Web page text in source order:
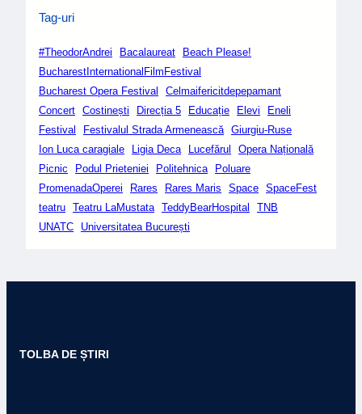
Tag-uri
#TheodorAndrei Bacalaureat
Beach Please!
BucharestInternationalFilmFestival
Bucharest Opera Festival
Celmaifericitdepepamant
Concert Costinești Direcția 5 Educație Elevi
Eneli
Festival
Festivalul Strada Armenească Giurgiu-Ruse
Ion Luca caragiale
Ligia Deca Lucefărul
Opera Națională
Picnic
Podul Prieteniei Politehnica
Poluare
PromenadaOperei
Rares Rares Maris Space SpaceFest
teatru Teatru LaMustata TeddyBearHospital
TNB
UNATC
Universitatea București
TOLBA DE ȘTIRI